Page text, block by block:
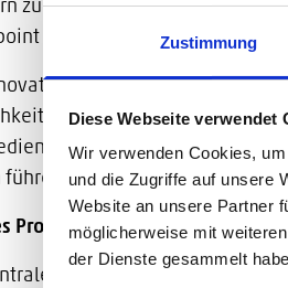
Zustimmung
Diese Webseite verwendet
Wir verwenden Cookies,
und die Zugriffe auf unsere
Website an unsere Partner
möglicherweise mit
der Dienste gesammelt
Search for:
zum richtigen Zeitpunkt die
anzubieten.“
Unternehmen will
zur Automatisierung der
Experten SDZeCOM
führender IT-Dienstleister mit
Projekts
Product Information